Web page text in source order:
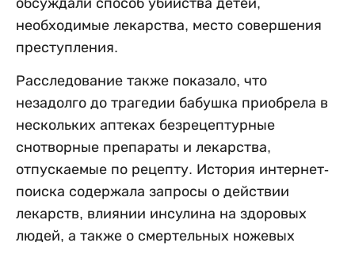
обсуждали способ убийства детей,
необходимые лекарства, место совершения
преступления.
Расследование также показало, что
незадолго до трагедии бабушка приобрела в
нескольких аптеках безрецептурные
снотворные препараты и лекарства,
отпускаемые по рецепту. История интернет-
поиска содержала запросы о действии
лекарств, влиянии инсулина на здоровых
людей, а также о смертельных ножевых